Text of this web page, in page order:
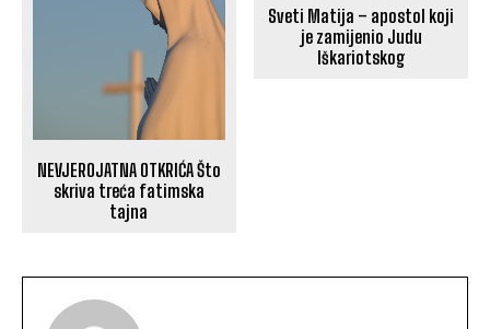
NEVJEROJATNA OTKRIĆA Što
skriva treća fatimska
tajna
Sveti Matija – apostol koji
je zamijenio Judu
Iškariotskog